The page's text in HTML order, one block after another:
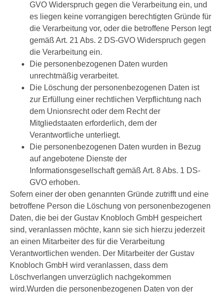
GVO Widerspruch gegen die Verarbeitung ein, und
es liegen keine vorrangigen berechtigten Gründe für
die Verarbeitung vor, oder die betroffene Person legt
gemäß Art. 21 Abs. 2 DS-GVO Widerspruch gegen
die Verarbeitung ein.
Die personenbezogenen Daten wurden
unrechtmäßig verarbeitet.
Die Löschung der personenbezogenen Daten ist
zur Erfüllung einer rechtlichen Verpflichtung nach
dem Unionsrecht oder dem Recht der
Mitgliedstaaten erforderlich, dem der
Verantwortliche unterliegt.
Die personenbezogenen Daten wurden in Bezug
auf angebotene Dienste der
Informationsgesellschaft gemäß Art. 8 Abs. 1 DS-
GVO erhoben.
Sofern einer der oben genannten Gründe zutrifft und eine
betroffene Person die Löschung von personenbezogenen
Daten, die bei der Gustav Knobloch GmbH gespeichert
sind, veranlassen möchte, kann sie sich hierzu jederzeit
an einen Mitarbeiter des für die Verarbeitung
Verantwortlichen wenden. Der Mitarbeiter der Gustav
Knobloch GmbH wird veranlassen, dass dem
Löschverlangen unverzüglich nachgekommen
wird.Wurden die personenbezogenen Daten von der